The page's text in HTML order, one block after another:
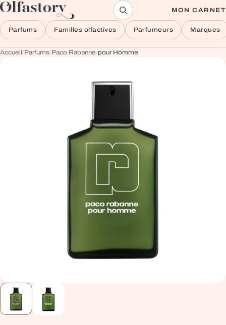
Aller au contenu MON CARNET
Parfums Familles olfactives Parfumeurs Marques
Accueil/Parfums/Paco Rabanne/pour Homme